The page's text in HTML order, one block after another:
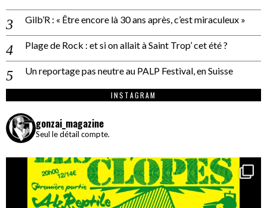
Gilb’R : « Être encore là 30 ans après, c’est miraculeux »
Plage de Rock : et si on allait à Saint Trop’ cet été ?
Un reportage pas neutre au PALP Festival, en Suisse
INSTAGRAM
gonzai_magazine
Seul le détail compte.